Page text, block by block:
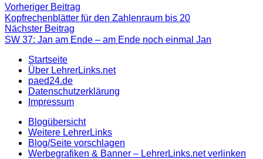
Beitragsnavigation
Vorheriger Beitrag
Beitrag:
Kopfrechenblätter für den Zahlenraum bis 20
Nächster Beitrag
Beitrag
SW 37: Jan am Ende – am Ende noch einmal Jan
Startseite
Über LehrerLinks.net
paed24.de
Datenschutzerklärung
Impressum
Blogübersicht
Weitere LehrerLinks
Blog/Seite vorschlagen
Werbegrafiken & Banner – LehrerLinks.net verlinken